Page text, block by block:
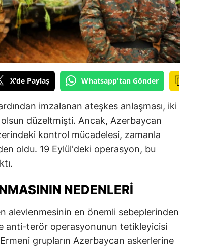
X'de Paylaş Whatsapp'tan Gönder
imzalanan ateşkes anlaşması, iki
düzeltmişti. Ancak, Azerbaycan
kontrol mücadelesi, zamanla
oldu. 19 Eylül'deki operasyon, bu
NEDENLERI
alevlenmesinin en önemli sebeplerinden
anti-terör operasyonunun tetikleyicisi
grupların Azerbaycan askerlerine